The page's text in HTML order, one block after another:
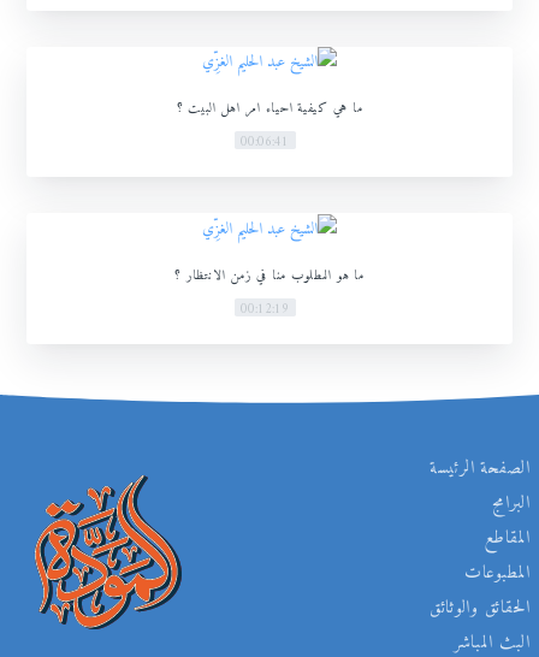
ما هي كيفية احياء امر اهل البيت ؟
00:06:41
ما هو المطلوب منا في زمن الانتظار ؟
00:12:19
الصفحة الرئيسة
البرامج
المقاطع
المطبوعات
الحقائق والوثائق
البث المباشر